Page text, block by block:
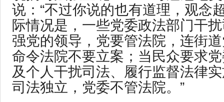
说：“不过你说的也有道理，观念
际情况是，一些党委政法部门干
强党的领导，党要管法院，连街
命令法院不要立案；当民众要求
及个人干扰司法、履行监督法律
司法独立，党委不管法院。”